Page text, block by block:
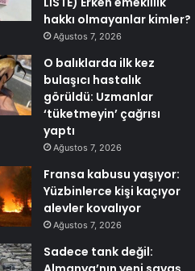
hakkı olmayanlar kimler?
Ağustos 7, 2026
O balıklarda ilk kez
bulaşıcı hastalık
görüldü: Uzmanlar
‘tüketmeyin’ çağrısı
yaptı
Ağustos 7, 2026
Fransa kabusu yaşıyor:
Yüzbinlerce kişi kaçıyor
alevler kovalıyor
Ağustos 7, 2026
Sadece tank değil: